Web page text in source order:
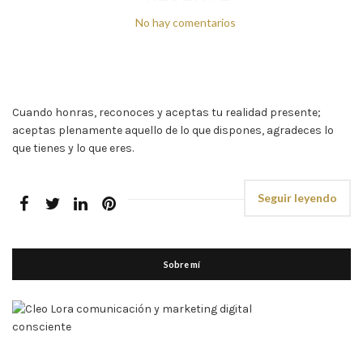
No hay comentarios
Cuando honras, reconoces y aceptas tu realidad presente;
aceptas plenamente aquello de lo que dispones, agradeces lo
que tienes y lo que eres.
Seguir leyendo
Sobre mí